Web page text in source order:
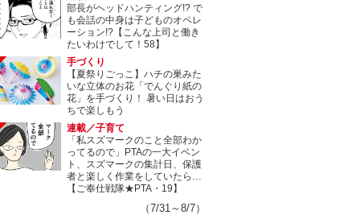
部長がヘッドハンティング!? で
も会話の中身は子どものオペレ
ーション!?【こんな上司と働き
たいわけでして！58】
手づくり
【夏祭りごっこ】ハチの巣みた
いな立体のお花「でんぐり紙の
花」を手づくり！ 暑い日はおう
ちで楽しもう
連載／子育て
「私スズマークのこと全部わか
ってるので」PTAの一大イベン
ト、スズマークの集計日、保護
者と楽しく作業をしていたら…
【ご奉仕戦隊★PTA・19】
（7/31～8/7）